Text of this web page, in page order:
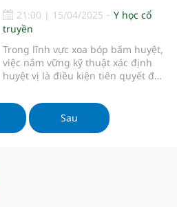
21:00 | 15/04/2025
Y học cổ
truyền
Trong lĩnh vực xoa bóp bấm huyệt,
việc nắm vững kỹ thuật xác định
huyệt vị là điều kiện tiên quyết để
chẩn đoán chính xác nhưng tác
động sai vị trí sẽ dẫn đến những
kết quả không như mong muốn.
Sau